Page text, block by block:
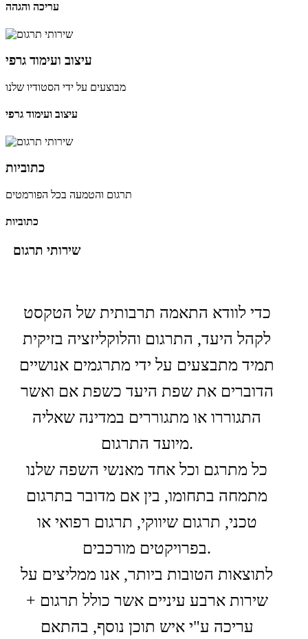
עריכה והגהה
עיצוב ועימוד גרפי
מבוצעים על ידי הסטודיו שלנו
עיצוב ועימוד גרפי
כתוביות
תרגום והטמעה בכל הפורמטים
כתוביות
שירותי תרגום
כדי לוודא התאמה תרבותית של הטקסט
לקהל היעד, התרגום והלוקליזציה בזיקית
תמיד מתבצעים על ידי מתרגמים אנושיים
הדוברים את שפת היעד כשפת אם ואשר
התגוררו או מתגוררים במדינה שאליה
מיועד התרגום.
כל מתרגם וכל אחד מאנשי השפה שלנו
מתמחה בתחומו, בין אם מדובר בתרגום
טכני, תרגום שיווקי, תרגום רפואי או
בפרויקטים מורכבים.
לתוצאות הטובות ביותר, אנו ממליצים על
שירות ארבע עיניים אשר כולל תרגום +
עריכה ע"י איש תוכן נוסף, בהתאם